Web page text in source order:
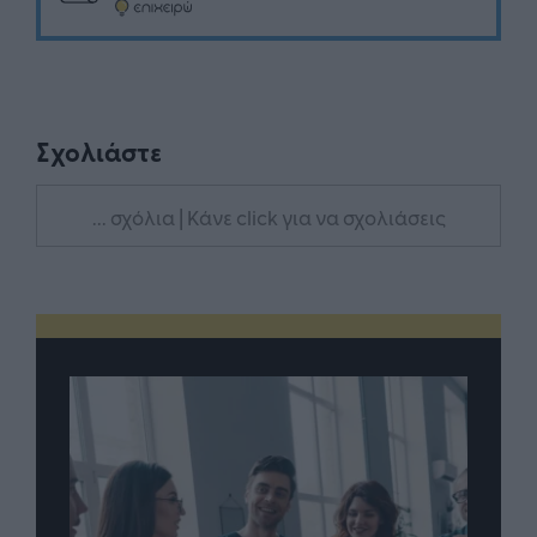
Σχολιάστε
... σχόλια | Κάνε click για να σχολιάσεις